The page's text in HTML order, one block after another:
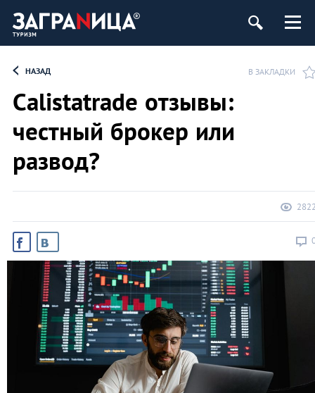
НАЗАД В ЗАКЛАДКИ
Calistatrade отзывы:
честный брокер или
развод?